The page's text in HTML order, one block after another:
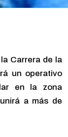
Carrera de la
un operativo
en la zona
a más de